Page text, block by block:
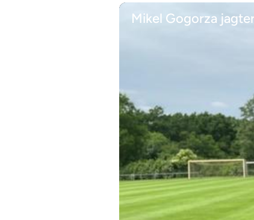
Mikel Gogorza